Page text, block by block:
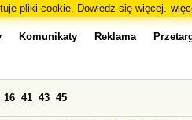
pliki cookie. Dowiedz się więcej.
Komunikaty Reklama
16 41 43 45